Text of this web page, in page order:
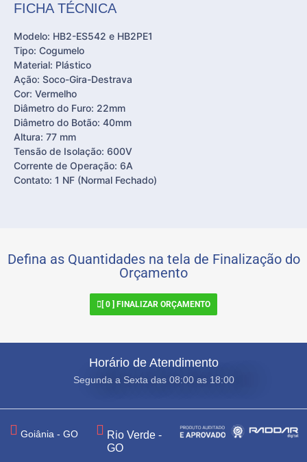
FICHA TÉCNICA
Modelo: HB2-ES542 e HB2PE1
Tipo: Cogumelo
Material: Plástico
Ação: Soco-Gira-Destrava
Cor: Vermelho
Diâmetro do Furo: 22mm
Diâmetro do Botão: 40mm
Altura: 77 mm
Tensão de Isolação: 600V
Corrente de Operação: 6A
Contato: 1 NF (Normal Fechado)
Defina as Quantidades na tela de Finalização do
Orçamento
[0 ] FINALIZAR ORÇAMENTO
Horário de Atendimento
Segunda a Sexta das 08:00 as 18:00
Goiânia - GO
Rio Verde -
GO